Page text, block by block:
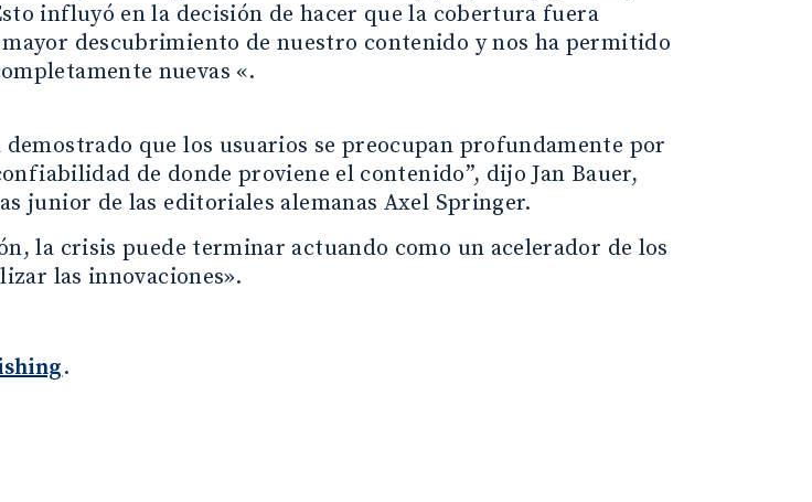
influyó en la decisión de hacer que la cobertura fuera
descubrimiento de nuestro contenido y nos ha permitido
nuevas «.
que los usuarios se preocupan profundamente por
de donde proviene el contenido”, dijo Jan Bauer,
junior de las editoriales alemanas Axel Springer.
la crisis puede terminar actuando como un acelerador de los
las innovaciones».
.